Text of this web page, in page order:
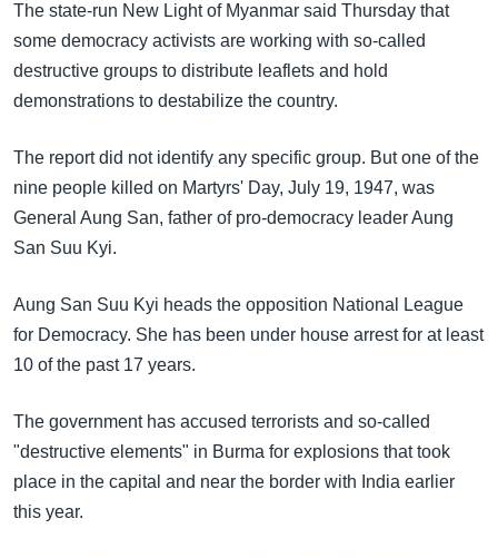
သို့
ကျော်
ကြည့်
ရန်
ရန်
နေရာ
သို့
ရန်
ရုပ်ရှင်ထဲက အင်္ဂလိပ်စာ
သုတပဒေသာ အင်္ဂလိပ်စာ
ရေဒီယို/တီဗွီအစီအစဉ်
Learning English
ဗွီအိုအေ လူမှုကွန်ယက်များ
ဘာသာစကားများ
The state-run New Light of Myanmar said Thursday that
some democracy activists are working with so-called
destructive groups to distribute leaflets and hold
demonstrations to destabilize the country.
The report did not identify any specific group. But one of the
nine people killed on Martyrs' Day, July 19, 1947, was
General Aung San, father of pro-democracy leader Aung
San Suu Kyi.
Aung San Suu Kyi heads the opposition National League
for Democracy. She has been under house arrest for at least
10 of the past 17 years.
The government has accused terrorists and so-called
"destructive elements" in Burma for explosions that took
place in the capital and near the border with India earlier
this year.